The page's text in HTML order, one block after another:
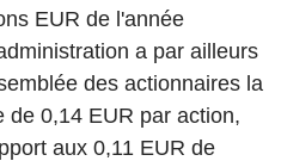
EUR de l'année
a par ailleurs
des actionnaires la
de 0,14 EUR par action,
aux 0,11 EUR de